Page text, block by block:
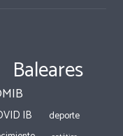
Baleares
IB
deporte